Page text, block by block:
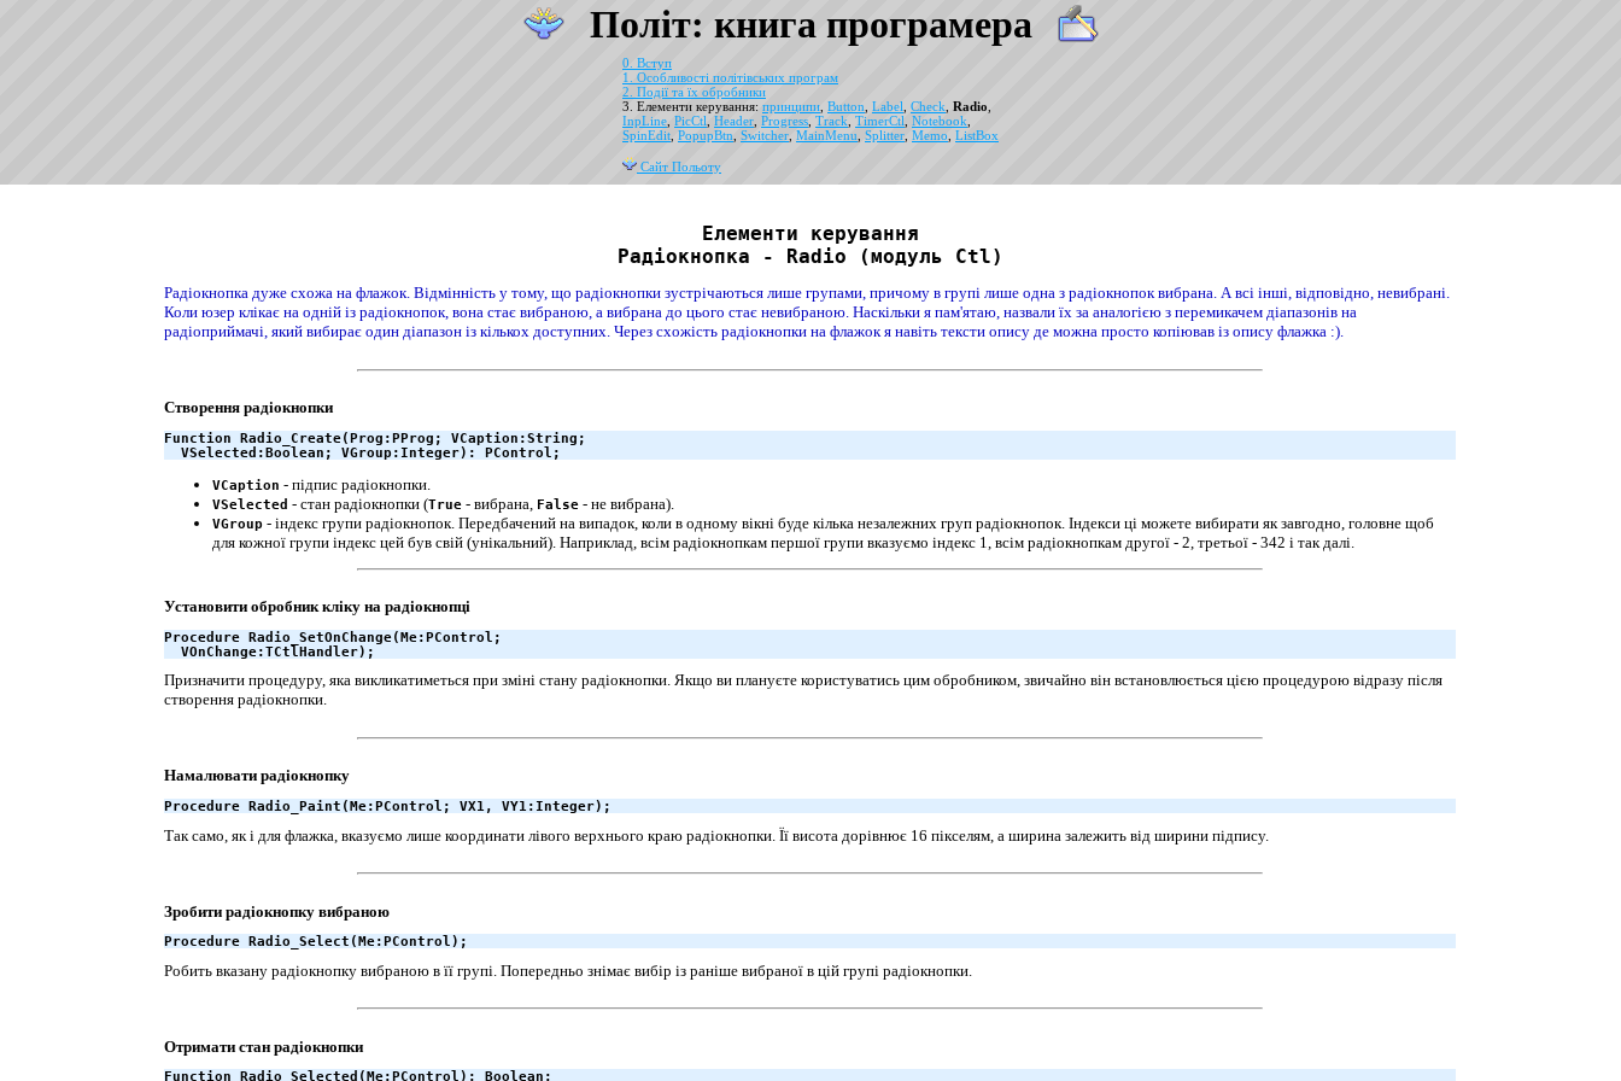
Політ: книга програмера
0. Вступ
1. Особливості політівських програм
2. Події та їх обробники
3. Елементи керування: принципи Button Label Check Radio
InpLine PicCtl Header Progress Track TimerCtl Notebook
SpinEdit PopupBtn Switcher MainMenu Splitter Memo ListBox
Сайт Польоту
Елементи керування
Радіокнопка - Radio (модуль Ctl)
Радіокнопка дуже схожа на флажок. Відмінність у тому, що радіокнопки зустрічаються лише групами, причому в групі лише одна з радіокнопок вибрана. А всі інші, відповідно, невибрані.
Коли юзер клікає на одній із радіокнопок, вона стає вибраною, а вибрана до цього стає невибраною. Наскільки я пам'ятаю, назвали їх за аналогією з перемикачем діапазонів на
радіоприймачі, який вибирає один діапазон із кількох доступних. Через схожість радіокнопки на флажок я навіть тексти опису де можна просто копіював із опису флажка :).
Створення радіокнопки
Function Radio_Create(Prog:PProg; VCaption:String;
  VSelected:Boolean; VGroup:Integer): PControl;
VCaption - підпис радіокнопки.
VSelected - стан радіокнопки (True - вибрана, False - не вибрана).
VGroup - індекс групи радіокнопок. Передбачений на випадок, коли в одному вікні буде кілька незалежних груп радіокнопок. Індекси ці можете вибирати як завгодно, головне щоб
для кожної групи індекс цей був свій (унікальний). Наприклад, всім радіокнопкам першої групи вказуємо індекс 1, всім радіокнопкам другої - 2, третьої - 342 і так далі.
Установити обробник кліку на радіокнопці
Procedure Radio_SetOnChange(Me:PControl;
  VOnChange:TCtlHandler);
Призначити процедуру, яка викликатиметься при зміні стану радіокнопки. Якщо ви плануєте користуватись цим обробником, звичайно він встановлюється цією процедурою відразу після
створення радіокнопки.
Намалювати радіокнопку
Procedure Radio_Paint(Me:PControl; VX1, VY1:Integer);
Так само, як і для флажка, вказуємо лише координати лівого верхнього краю радіокнопки. Її висота дорівнює 16 пікселям, а ширина залежить від ширини підпису.
Зробити радіокнопку вибраною
Procedure Radio_Select(Me:PControl);
Робить вказану радіокнопку вибраною в її групі. Попередньо знімає вибір із раніше вибраної в цій групі радіокнопки.
Отримати стан радіокнопки
Function Radio_Selected(Me:PControl): Boolean;